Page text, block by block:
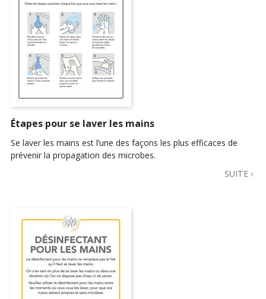
Étapes pour se laver les mains
Se laver les mains est l’une des façons les plus efficaces de
prévenir la propagation des microbes.
SUITE